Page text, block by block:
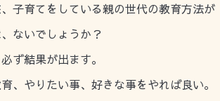
子育てをしている親の世代の教育方法が
ないでしょうか？
ず結果が出ます。
、やりたい事、好きな事をやれば良い。